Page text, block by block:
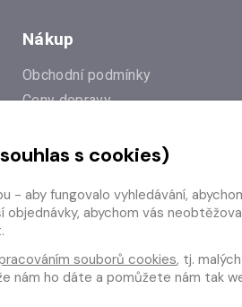
Nákup
Obchodní podmínky
Ceny dopravy
Prodejna
Odstoupení od smlouvy
s cookies)
- aby fungovalo vyhledávání,
abychom vás
souborů cookies, tj.
nám ho dáte a pomůžete nám tak